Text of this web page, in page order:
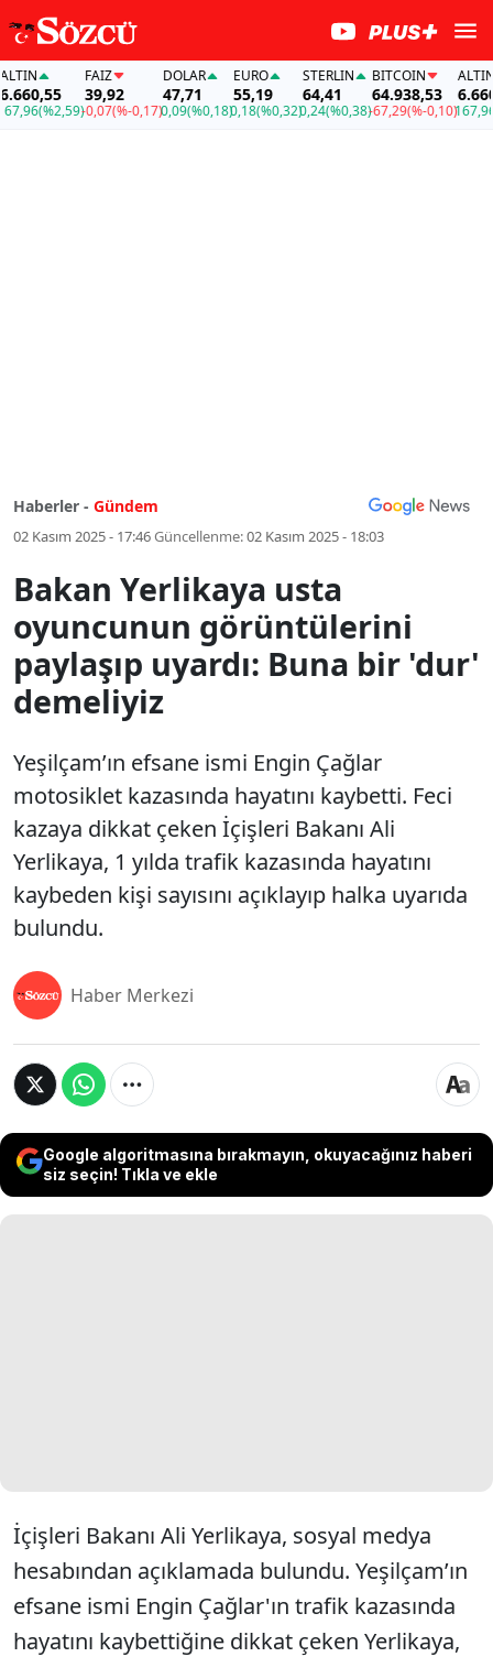
(%2,59)
FAİZ
39,92
-0,07(%-0,17)
DOLAR
47,71
0,09(%0,18)
EURO
55,19
0,18(%0,32)
STERLIN
64,41
0,24(%0,38)
BITCOIN
64.938,53
-67,29(%-0,10)
ALTIN
167,96
Haberler - Gündem
02 Kasım 2025 - 17:46Güncellenme:02 Kasım 2025 - 18:03
Bakan Yerlikaya usta
oyuncunun görüntülerini
paylaşıp uyardı: Buna bir 'dur'
demeliyiz
Yeşilçam’ın efsane ismi Engin Çağlar
motosiklet kazasında hayatını kaybetti. Feci
kazaya dikkat çeken İçişleri Bakanı Ali
Yerlikaya, 1 yılda trafik kazasında hayatını
kaybeden kişi sayısını açıklayıp halka uyarıda
bulundu.
Haber Merkezi
Google algoritmasına bırakmayın, okuyacağınız haberi
siz seçin! Tıkla ve ekle
İçişleri Bakanı Ali Yerlikaya, sosyal medya
hesabından açıklamada bulundu. Yeşilçam’ın
efsane ismi Engin Çağlar'ın trafik kazasında
hayatını kaybettiğine dikkat çeken Yerlikaya,